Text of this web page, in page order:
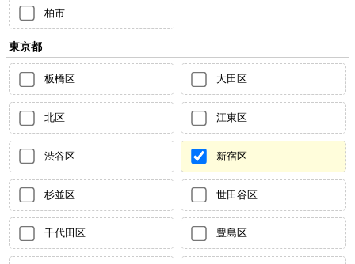
柏市
東京都
板橋区 大田区
北区 江東区
渋谷区 新宿区
杉並区 世田谷区
千代田区 豊島区